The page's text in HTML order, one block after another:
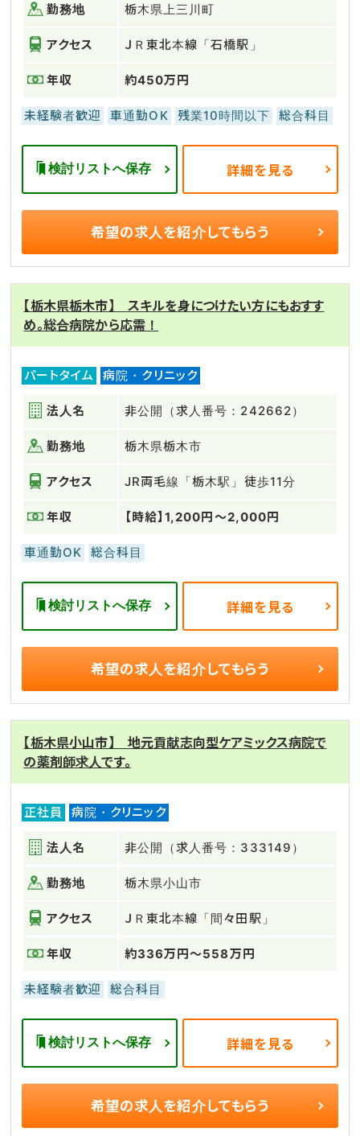
勤務地 栃木県上三川町
アクセス ＪＲ東北本線「石橋駅」
年収 約450万円
未経験者歓迎 車通勤OK 残業10時間以下 総合科目
検討リストへ保存 詳細を見る
希望の求人を紹介してもらう
【栃木県栃木市】 スキルを身につけたい方にもおすす
め。総合病院から応需！
パートタイム 病院・クリニック
法人名 非公開（求人番号：242662）
勤務地 栃木県栃木市
アクセス JR両毛線「栃木駅」徒歩11分
年収 【時給】1,200円～2,000円
車通勤OK 総合科目
検討リストへ保存 詳細を見る
希望の求人を紹介してもらう
【栃木県小山市】 地元貢献志向型ケアミックス病院で
の薬剤師求人です。
正社員 病院・クリニック
法人名 非公開（求人番号：333149）
勤務地 栃木県小山市
アクセス ＪＲ東北本線「間々田駅」
年収 約336万円～558万円
未経験者歓迎 総合科目
検討リストへ保存 詳細を見る
希望の求人を紹介してもらう